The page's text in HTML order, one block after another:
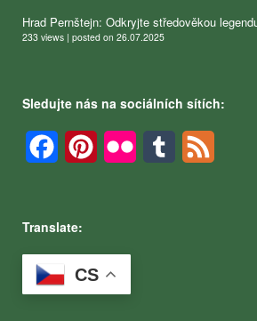
Hrad Pernštejn: Odkryjte středověkou
233 views | posted on 26.07.2025
Sledujte nás na sociálních sítích:
FacebookPinterestFlickr Tumblr
Translate:
CS